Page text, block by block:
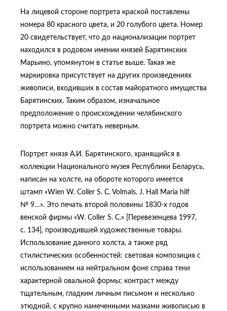
На лицевой стороне портрета краской поставлены
номера 80 красного цвета, и 20 голубого цвета. Номер
20 свидетельствует, что до национализации портрет
находился в родовом имении князей Барятинских
Марьино, упомянутом в статье выше. Такая же
маркировка присутствует на других произведениях
живописи, входивших в состав майоратного имущества
Барятинских. Таким образом, изначальное
предположение о происхождении челябинского
портрета можно считать неверным.
Портрет князя А.И. Барятинского, хранящийся в
коллекции Национального музея Республики Беларусь,
написан на холсте, на обороте которого имеется
штамп «Wien W. Coller S. C. Volmals. J. Hall Maria hilf
№ 9…». Это печать второй половины 1830-х годов
венской фирмы «W. Coller S. C.» [Перевезенцева 1997,
с. 134], производившей художественные товары.
Использование данного холста, а также ряд
стилистических особенностей: световая композиция с
использованием на нейтральном фоне справа тени
характерной овальной формы; контраст между
тщательным, гладким личным письмом и несколько
этюдной, с крупно намеченными мазками живописью в